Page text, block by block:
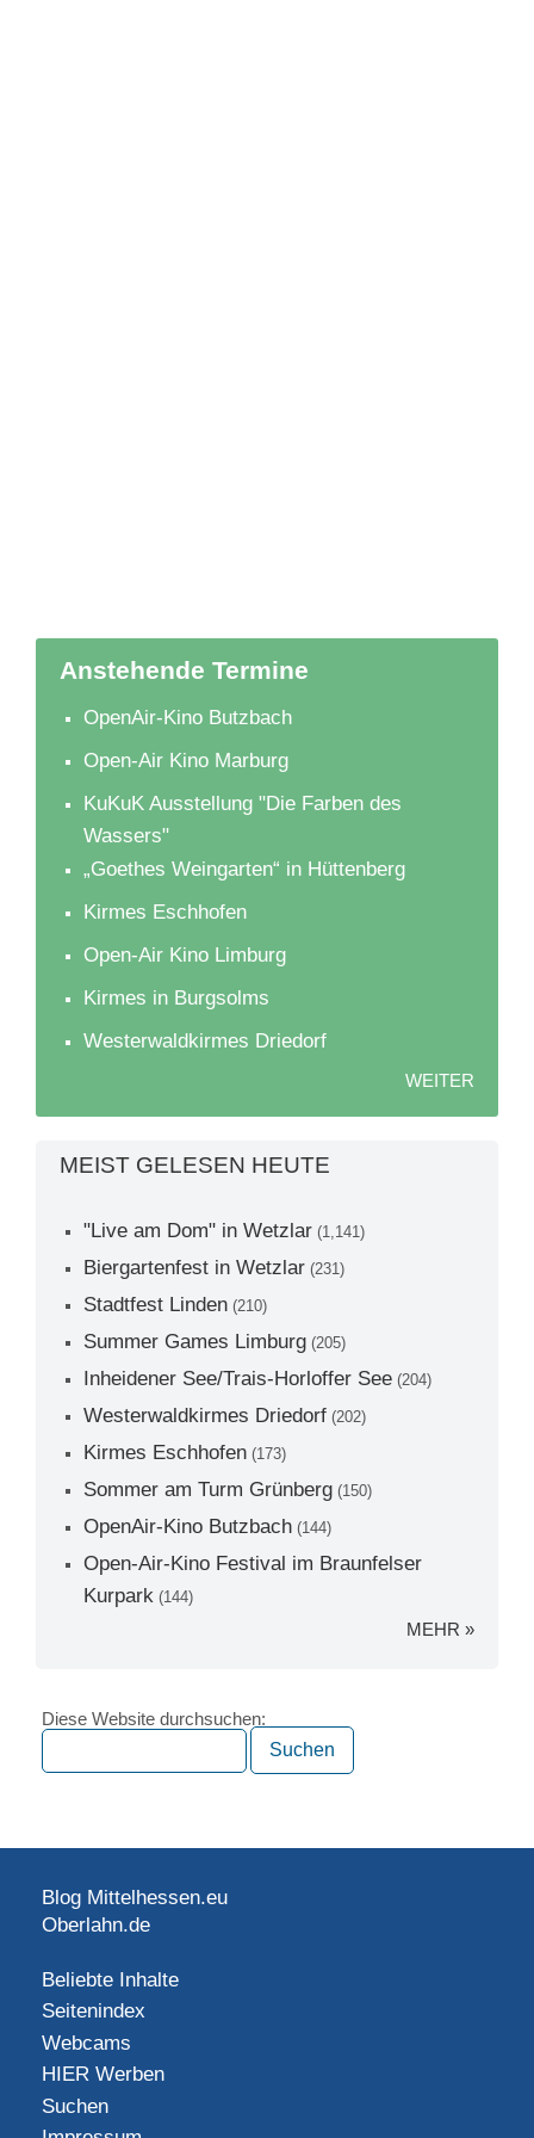
Anstehende Termine
OpenAir-Kino Butzbach
Open-Air Kino Marburg
KuKuK Ausstellung "Die Farben des
Wassers"
„Goethes Weingarten“ in Hüttenberg
Kirmes Eschhofen
Open-Air Kino Limburg
Kirmes in Burgsolms
Westerwaldkirmes Driedorf
WEITER
MEIST GELESEN HEUTE
"Live am Dom" in Wetzlar (1,141)
Biergartenfest in Wetzlar (231)
Stadtfest Linden (210)
Summer Games Limburg (205)
Inheidener See/Trais-Horloffer See (204)
Westerwaldkirmes Driedorf (202)
Kirmes Eschhofen (173)
Sommer am Turm Grünberg (150)
OpenAir-Kino Butzbach (144)
Open-Air-Kino Festival im Braunfelser
Kurpark (144)
MEHR »
Diese Website durchsuchen:
Blog Mittelhessen.eu
Oberlahn.de
Beliebte Inhalte
Seitenindex
Webcams
HIER Werben
Suchen